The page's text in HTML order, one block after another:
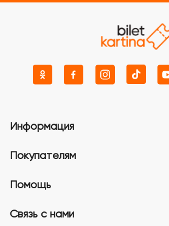
Информация
Покупателям
Помощь
Связь с нами